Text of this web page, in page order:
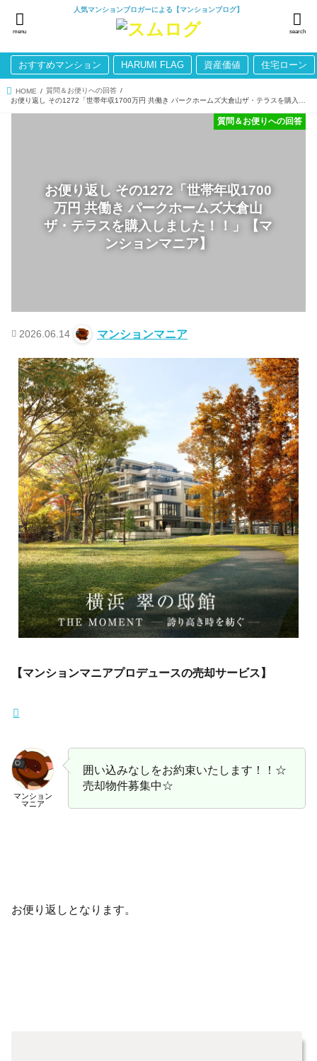
人気マンションブロガーによる【マンションブログ】
search
menu
おすすめマンション HARUMI FLAG 資産価値 住宅ローン
HOME
質問＆お便りへの回答
お便り返し その1272「世帯年収1700
万円 共働き パークホームズ大倉山
ザ・テラスを購入しました！！」【マ
ンションマニア】
質問＆お便りへの回答
2026.06.14 マンションマニア
【マンションマニアプロデュースの売却サービス】
マンション
マニア
囲い込みなしをお約束いたします！！☆
売却物件募集中☆
お便り返しとなります。